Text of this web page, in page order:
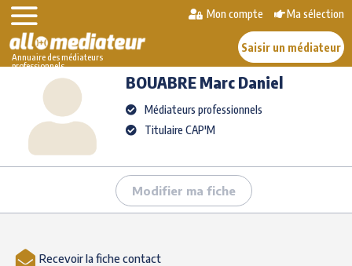
Skip
content
Annuaire des médiateurs
professionnels
Mon compte Ma sélection
Saisir un médiateur
AlloMediateur
Daniel
BOUABRE Marc Daniel
Médiateurs professionnels
Titulaire CAP'M
Modifier ma fiche
Recevoir la fiche contact